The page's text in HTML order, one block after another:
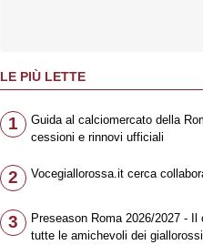
LE PIÙ LETTE
1
Guida al calciomercato della
cessioni e rinnovi ufficiali
2 Vocegiallorossa.it cerca
3
Preseason Roma 2026/2027 - Il
tutte le amichevoli dei